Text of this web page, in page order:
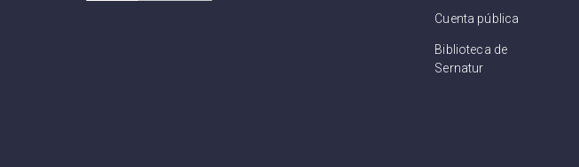
Cuenta pública
Biblioteca de
Sernatur